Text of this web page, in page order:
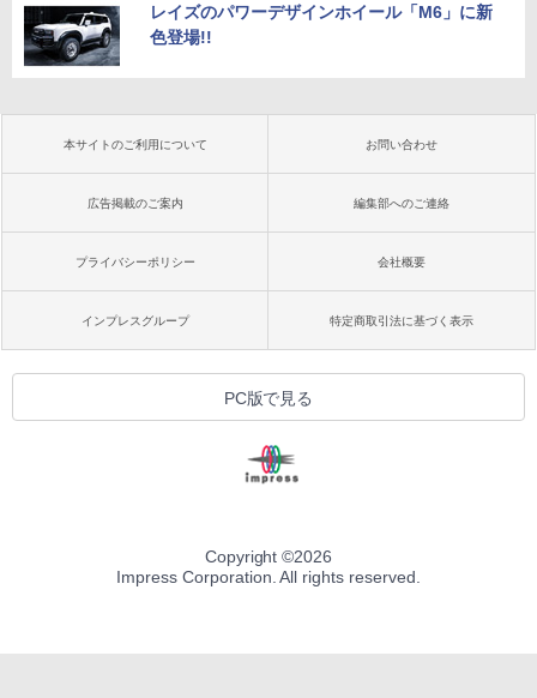
レイズのパワーデザインホイール「M6」に新
色登場!!
本サイトのご利用について お問い合わせ
広告掲載のご案内 編集部へのご連絡
プライバシーポリシー 会社概要
インプレスグループ 特定商取引法に基づく表示
PC版で見る
Copyright ©2026
Impress Corporation. All rights reserved.